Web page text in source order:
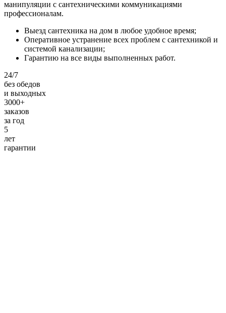
манипуляции с сантехническими коммуникациями
профессионалам.
Выезд сантехника на дом в любое удобное время;
Оперативное устранение всех проблем с сантехникой и
системой канализации;
Гарантию на все виды выполненных работ.
24/7
без обедов
и выходных
3000+
заказов
за год
5
лет
гарантии